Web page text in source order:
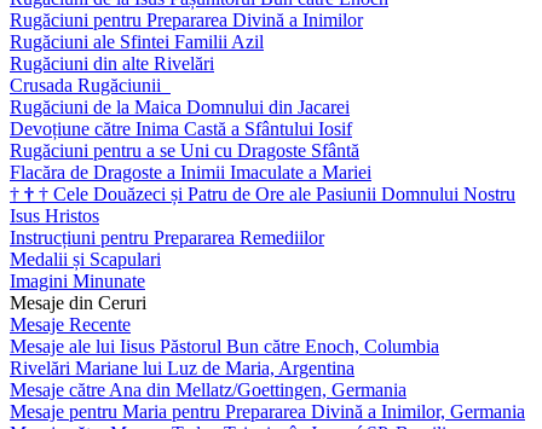
Rugăciuni pentru Prepararea Divină a Inimilor
Rugăciuni ale Sfintei Familii Azil
Rugăciuni din alte Rivelări
Crusada Rugăciunii
Rugăciuni de la Maica Domnului din Jacarei
Devoțiune către Inima Castă a Sfântului Iosif
Rugăciuni pentru a se Uni cu Dragoste Sfântă
Flacăra de Dragoste a Inimii Imaculate a Mariei
† † † Cele Douăzeci și Patru de Ore ale Pasiunii Domnului Nostru
Isus Hristos
Instrucțiuni pentru Prepararea Remediilor
Medalii și Scapulari
Imagini Minunate
Mesaje din Ceruri
Mesaje Recente
Mesaje ale lui Iisus Păstorul Bun către Enoch, Columbia
Rivelări Mariane lui Luz de Maria, Argentina
Mesaje către Ana din Mellatz/Goettingen, Germania
Mesaje pentru Maria pentru Prepararea Divină a Inimilor, Germania